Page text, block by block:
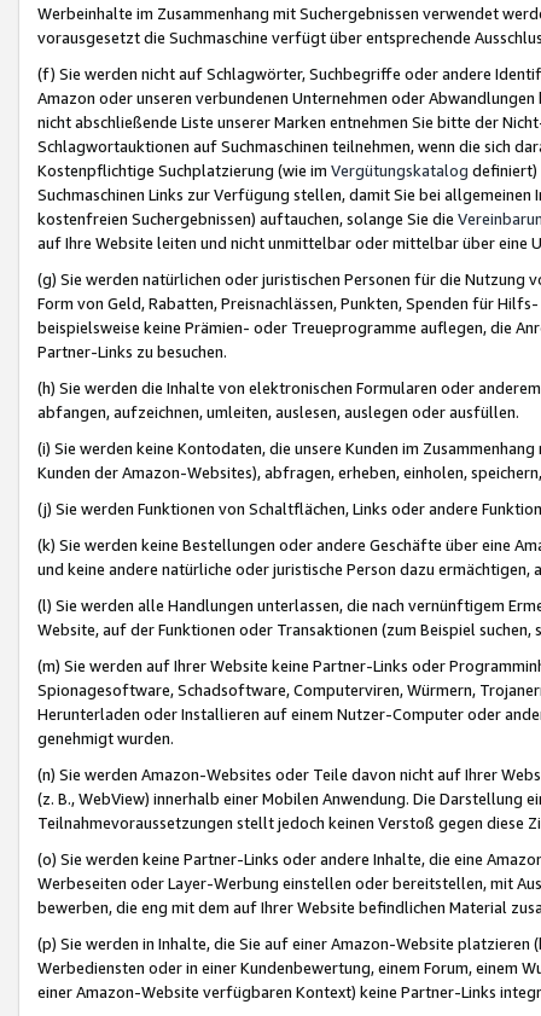
Werbeinhalte im Zusammenhang mit Suchergebnissen verwendet
vorausgesetzt die Suchmaschine verfügt über entsprechende
(f) Sie werden nicht auf Schlagwörter, Suchbegriffe oder andere
Amazon oder unseren verbundenen Unternehmen oder
nicht abschließende Liste unserer Marken entnehmen Sie bitte der
Schlagwortauktionen auf Suchmaschinen teilnehmen, wenn die sich
Kostenpflichtige Suchplatzierung (wie im Vergütungskatalog definiert)
Suchmaschinen Links zur Verfügung stellen, damit Sie bei
kostenfreien Suchergebnissen) auftauchen, solange Sie die
auf Ihre Website leiten und nicht unmittelbar oder mittelbar über eine
(g) Sie werden natürlichen oder juristischen Personen für die Nutzung
Form von Geld, Rabatten, Preisnachlässen, Punkten, Spenden für
beispielsweise keine Prämien- oder Treueprogramme auflegen, die
Partner-Links zu besuchen.
(h) Sie werden die Inhalte von elektronischen Formularen oder
abfangen, aufzeichnen, umleiten, auslesen, auslegen oder ausfüllen.
(i) Sie werden keine Kontodaten, die unsere Kunden im
Kunden der Amazon-Websites), abfragen, erheben, einholen,
(j) Sie werden Funktionen von Schaltflächen, Links oder andere
(k) Sie werden keine Bestellungen oder andere Geschäfte über eine
und keine andere natürliche oder juristische Person dazu
(l) Sie werden alle Handlungen unterlassen, die nach vernünftigem
Website, auf der Funktionen oder Transaktionen (zum Beispiel
(m) Sie werden auf Ihrer Website keine Partner-Links oder
Spionagesoftware, Schadsoftware, Computerviren, Würmern,
Herunterladen oder Installieren auf einem Nutzer-Computer oder
genehmigt wurden.
(n) Sie werden Amazon-Websites oder Teile davon nicht auf Ihrer
(z. B., WebView) innerhalb einer Mobilen Anwendung. Die Darstellung
Teilnahmevoraussetzungen stellt jedoch keinen Verstoß gegen diese
(o) Sie werden keine Partner-Links oder andere Inhalte, die eine
Werbeseiten oder Layer-Werbung einstellen oder bereitstellen, mit
bewerben, die eng mit dem auf Ihrer Website befindlichen Material
(p) Sie werden in Inhalte, die Sie auf einer Amazon-Website
Werbediensten oder in einer Kundenbewertung, einem Forum, einem
einer Amazon-Website verfügbaren Kontext) keine Partner-Links